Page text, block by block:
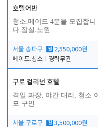
호텔어반
청소.메이드 4분을 모집합니
다.잠실.노원
서울 송파구 월 2,550,000원
메이드.청소
경력무관
구로 컬리넌 호텔
격일 과장, 야간 대리, 청소 이
모 구인
서울 구로구 월 3,500,000원